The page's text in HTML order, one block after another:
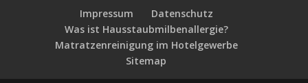
Impressum
Datenschutz
Was ist Hausstaubmilbenallergie?
Matratzenreinigung im Hotelgewerbe
Sitemap